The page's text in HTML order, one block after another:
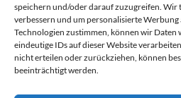
speichern und/oder darauf zuzugreifen. Wir
verbessern und um personalisierte Werbung
Technologien zustimmen, können wir Daten
eindeutige IDs auf dieser Website
nicht erteilen oder zurückziehen, können
beeinträchtigt werden.